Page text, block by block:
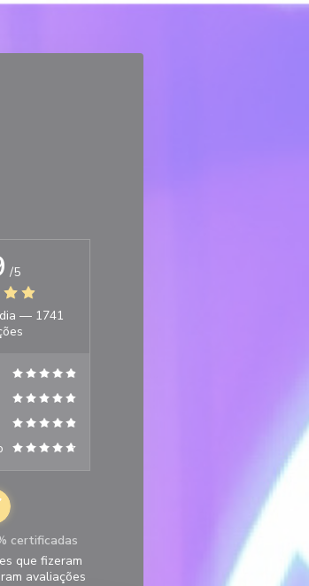
/5
— 1741
certificadas
que fizeram
avaliações